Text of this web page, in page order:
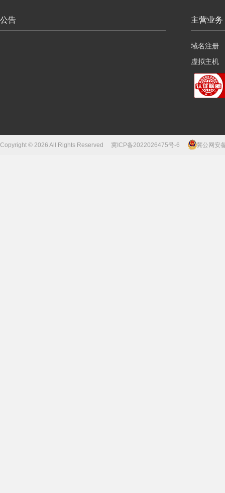
公告 主营业务
域名注册
虚拟主机
云服务器
Copyright © 2026 All Rights Reserved 冀ICP备2022026475号-6 冀公网安备